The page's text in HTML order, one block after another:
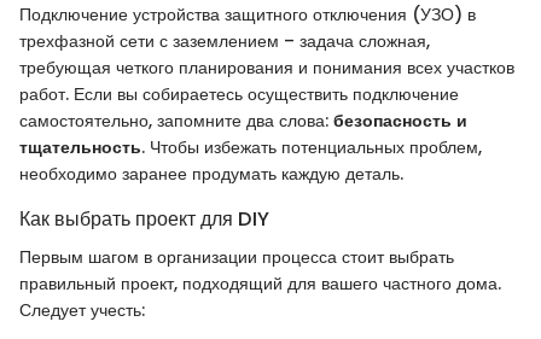
Подключение устройства защитного отключения (УЗО) в
трехфазной сети с заземлением – задача сложная,
требующая четкого планирования и понимания всех участков
работ. Если вы собираетесь осуществить подключение
самостоятельно, запомните два слова: безопасность и
тщательность. Чтобы избежать потенциальных проблем,
необходимо заранее продумать каждую деталь.
Как выбрать проект для DIY
Первым шагом в организации процесса стоит выбрать
правильный проект, подходящий для вашего частного дома.
Следует учесть: